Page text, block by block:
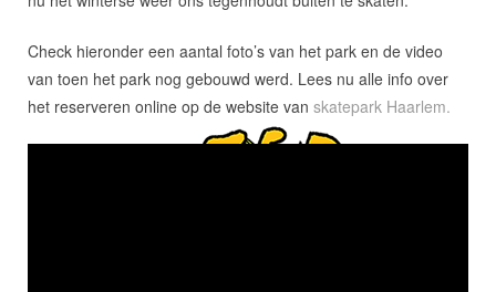
Check hieronder een aantal foto’s van het park en de video
van toen het park nog gebouwd werd. Lees nu alle info over
het reserveren online op de website van skatepark Haarlem.